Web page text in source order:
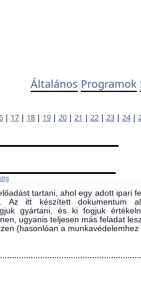
Általános Programok
| 17 | 18 | 19 | 20 | 21 | 22 | 23 | 24|
tartani, ahol egy adott ipari
Az itt készített dokumentum
gyártani, és ki fogjuk
ugyanis teljesen más feladat
(hasonlóan a munkavédelemhez